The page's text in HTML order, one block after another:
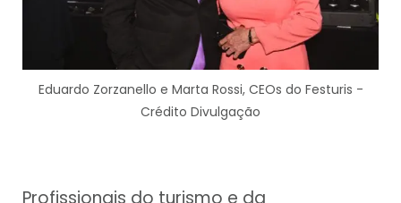
Eduardo Zorzanello e Marta Rossi, CEOs do Festuris -
Crédito Divulgação
Profissionais do turismo e da